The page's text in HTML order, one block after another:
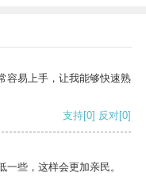
容易上手，让我能够快速熟
支持[0] 反对[0]
些，这样会更加亲民。